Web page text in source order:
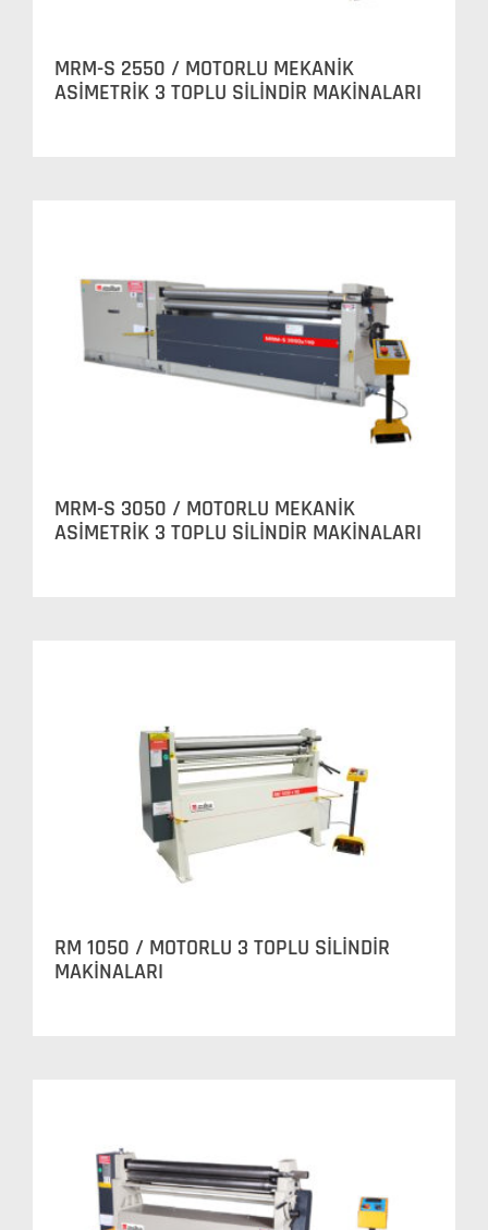
MRM-S 2550 / MOTORLU MEKANİK
ASİMETRİK 3 TOPLU SİLİNDİR MAKİNALARI
MRM-S 3050 / MOTORLU MEKANİK
ASİMETRİK 3 TOPLU SİLİNDİR MAKİNALARI
RM 1050 / MOTORLU 3 TOPLU SİLİNDİR
MAKİNALARI